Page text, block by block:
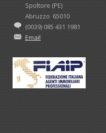
Spoltore (PE)
Abruzzo 65010
(0039) 085 431 1981
Email